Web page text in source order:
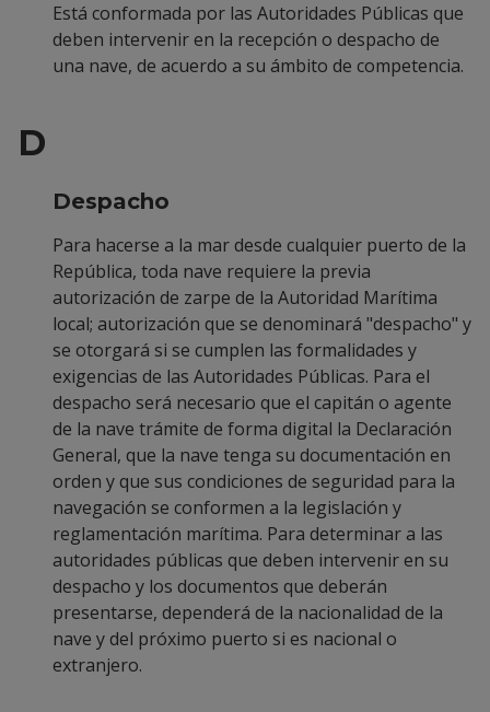
Está conformada por las Autoridades Públicas que
deben intervenir en la recepción o despacho de
una nave, de acuerdo a su ámbito de competencia.
D
Despacho
Para hacerse a la mar desde cualquier puerto de la
República, toda nave requiere la previa
autorización de zarpe de la Autoridad Marítima
local; autorización que se denominará "despacho" y
se otorgará si se cumplen las formalidades y
exigencias de las Autoridades Públicas. Para el
despacho será necesario que el capitán o agente
de la nave trámite de forma digital la Declaración
General, que la nave tenga su documentación en
orden y que sus condiciones de seguridad para la
navegación se conformen a la legislación y
reglamentación marítima. Para determinar a las
autoridades públicas que deben intervenir en su
despacho y los documentos que deberán
presentarse, dependerá de la nacionalidad de la
nave y del próximo puerto si es nacional o
extranjero.